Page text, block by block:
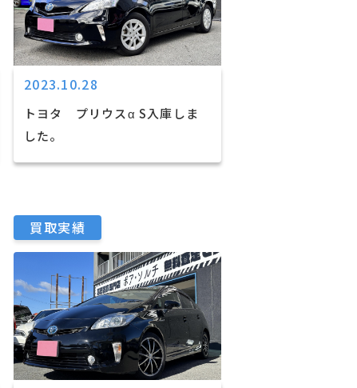
2023.10.28
トヨタ プリウスα S入庫しま
した。
買取実績